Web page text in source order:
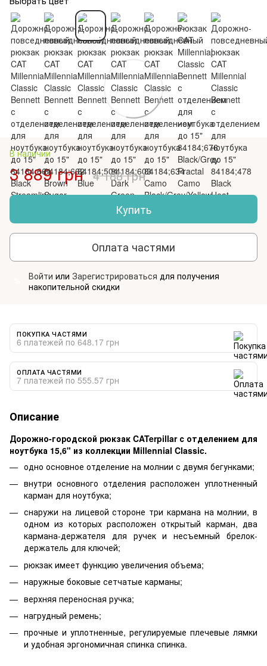
В наличии
3 889 грн 4 188 грн
Купить
Оплата частями
Войти или Зарегистрироваться для получения
накопительной скидки
ПОКУПКА ЧАСТЯМИ
6 платежей по 648.17 грн
ОПЛАТА ЧАСТЯМИ
7 платежей по 555.57 грн
Описание
Дорожно-городской рюкзак CATerpillar с отделением для
ноутбука 15,6" из коллекции Millennial Classic.
одно основное отделение на молнии с двумя бегунками;
внутри основного отделения расположен уплотненный
карман для ноутбука;
снаружи на лицевой стороне три кармана на молнии, в
одном из которых расположен открытый карман, два
кармана-держателя для ручек и несъемный брелок-
держатель для ключей;
рюкзак имеет функцию увеличения объема;
наружные боковые сетчатые карманы;
верхняя переносная ручка;
нагрудный ремень;
прочные и уплотненные, регулируемые плечевые лямки
и удобная эргономичная спинка спинка.